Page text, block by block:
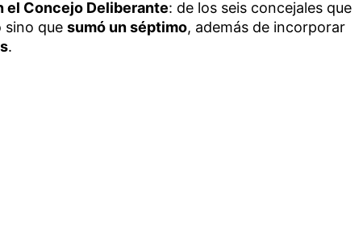
el Concejo Deliberante: de los seis concejales que
sino que sumó un séptimo, además de incorporar
.